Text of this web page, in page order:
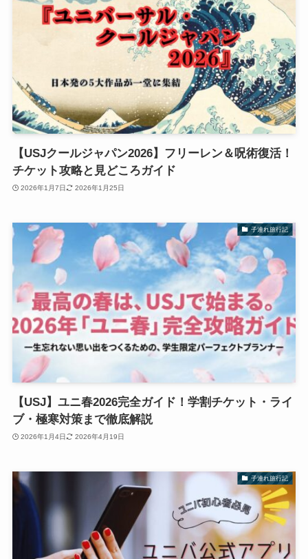
【USJクールジャパン2026】フリーレン＆呪術復活！
チケット攻略と見どころガイド
2026年1月7日 2026年1月25日
子連れ旅行記
【USJ】ユニ春2026完全ガイド！学割チケット・ライ
ブ・極寒対策まで徹底解説
2026年1月4日 2026年4月19日
子連れ旅行記